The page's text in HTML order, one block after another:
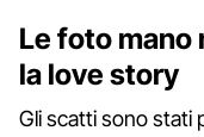
Le foto mano
la love story
Gli scatti sono stati